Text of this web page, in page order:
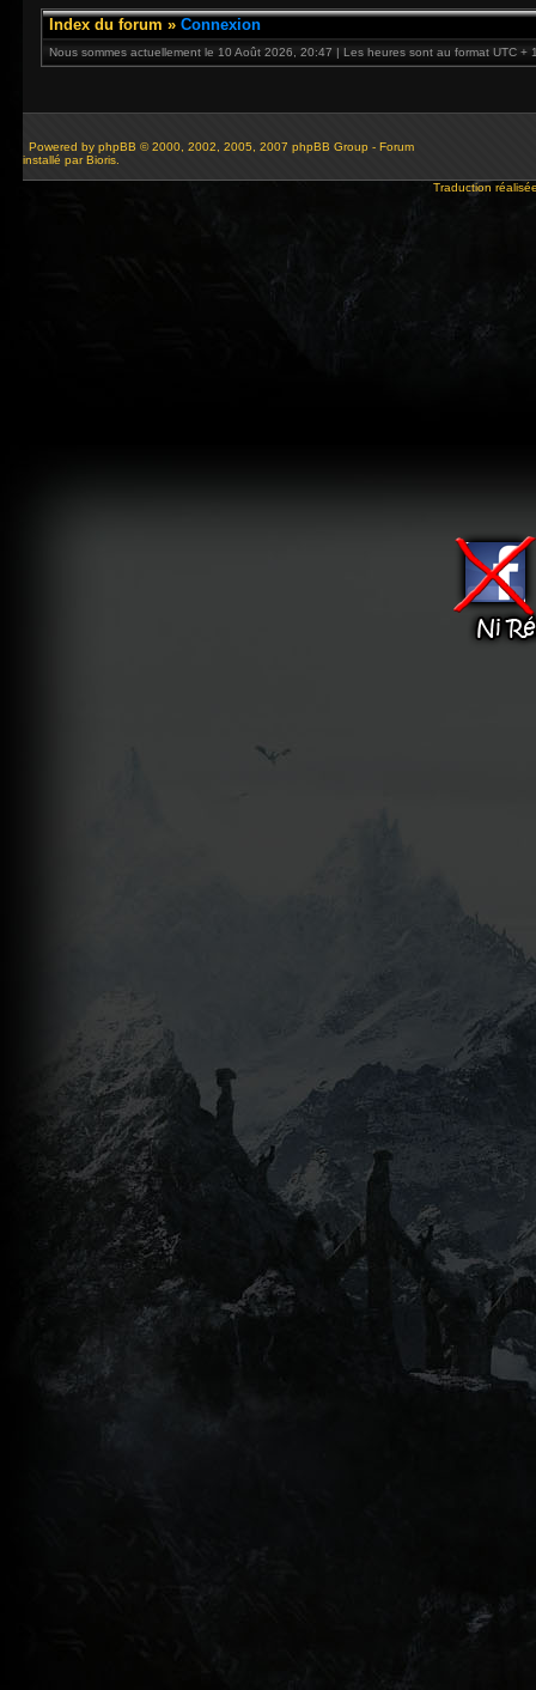
Index du forum » Connexion
Nous sommes actuellement le 10 Août 2026, 20:47 | Les heures sont au format UTC +
Powered by phpBB © 2000, 2002, 2005, 2007 phpBB Group - Forum
installé par Bioris.
Traduction